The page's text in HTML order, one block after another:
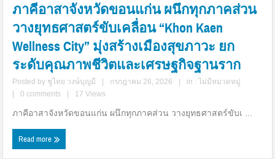
ภาคีอาสาจังหวัดขอนแก่น ผนึกทุกภาคส่วน
วางยุทธศาสตร์ขับเคลื่อน “Khon Kaen
Wellness City” มุ่งสร้างเมืองสุขภาวะ ยก
ระดับคุณภาพชีวิตและเศรษฐกิจฐานราก
Posted by ชูไทย วงษ์บุญมี | กรกฎาคม 26, 2026 | in :ไม่มีหมวดหมู่
|
0 comments | 17 Views
ภาคีอาสาจังหวัดขอนแก่น ผนึกทุกภาคส่วน วางยุทธศาสตร์ขับเ ...
Read more